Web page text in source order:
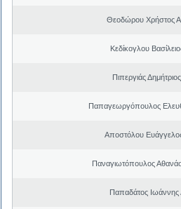
Θεοδώρου Χρήστος
Κεδίκογλου
Πιπεργιάς
Παπαγεωργόπουλος
Αποστόλου
Παναγιωτόπουλος
Παπαδάτος Ιωάννης